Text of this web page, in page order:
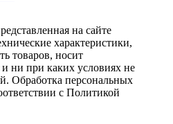
на сайте
характеристики,
товаров, носит
ни при каких условиях не
Обработка персональных
с Политикой